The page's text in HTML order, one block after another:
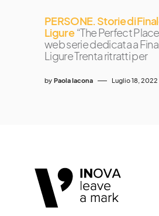
PERSONE. Storie di
Ligure “The Perfect
web serie dedicata a
Ligure Trenta ritratti per
by Paola Iacona Luglio 18, 2022